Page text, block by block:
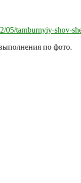
05/tamburnyiy-shov-
по фото.